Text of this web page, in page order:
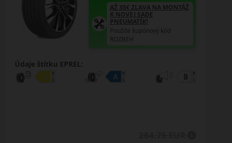
AŽ 35€ ZĽAVA NA MONTÁŽ
K NOVEJ SADE
PNEUMATÍK!
Použite kupónový kód
ROZBEH
Údaje štítku EPREL: